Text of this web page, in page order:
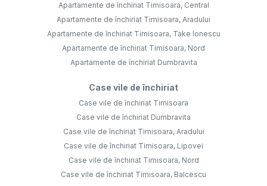
Apartamente de închiriat Timisoara, Central
Apartamente de închiriat Timisoara, Aradului
Apartamente de închiriat Timisoara, Take Ionescu
Apartamente de închiriat Timisoara, Nord
Apartamente de închiriat Dumbravita
Case vile de închiriat
Case vile de închiriat Timisoara
Case vile de închiriat Dumbravita
Case vile de închiriat Timisoara, Aradului
Case vile de închiriat Timisoara, Lipovei
Case vile de închiriat Timisoara, Nord
Case vile de închiriat Timisoara, Balcescu